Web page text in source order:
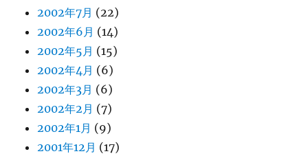
2002年7月 (22)
2002年6月 (14)
2002年5月 (15)
2002年4月 (6)
2002年3月 (6)
2002年2月 (7)
2002年1月 (9)
2001年12月 (17)